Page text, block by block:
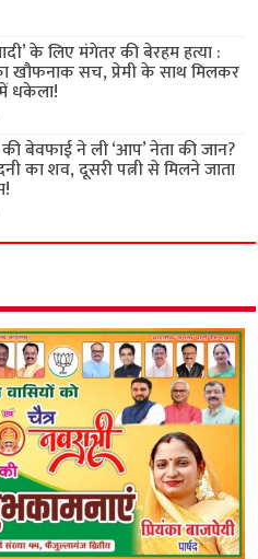
के लिए मंगेतर की बेरहम हत्या :
खौफनाक सच, प्रेमी के साथ मिलकर
धकेला!
की बेवफाई ने ली ‘आप’ नेता की जान?
का शव, दूसरी पत्नी से मिलने जाता